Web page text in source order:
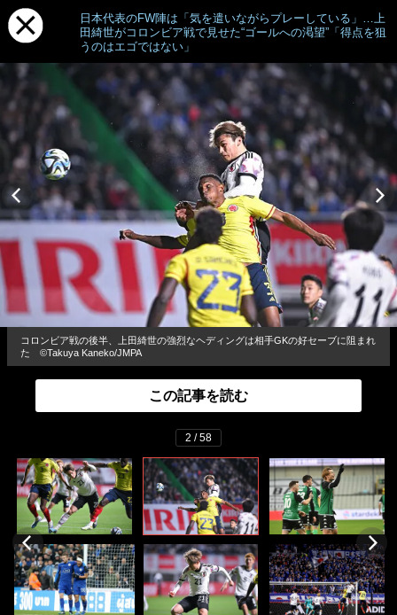
日本代表のFW陣は「気を遣いながらプレーしている」…上
田綺世がコロンビア戦で見せた“ゴールへの渇望”「得点を狙
うのはエゴではない」
コロンビア戦の後半、上田綺世の強烈なヘディングは相手GKの好セーブに阻まれ
た ©Takuya Kaneko/JMPA
この記事を読む
2 / 58